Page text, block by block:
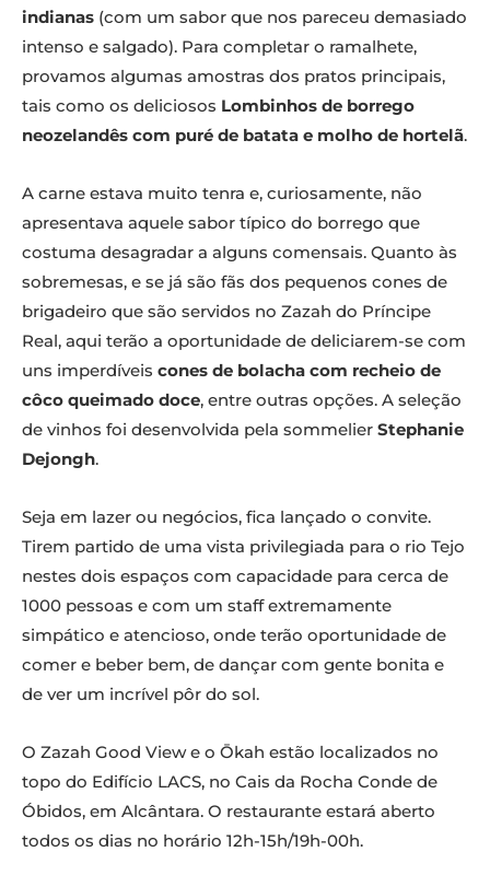
indianas (com um sabor que nos pareceu demasiado
intenso e salgado). Para completar o ramalhete,
provamos algumas amostras dos pratos principais,
tais como os deliciosos Lombinhos de borrego
neozelandês com puré de batata e molho de hortelã.
A carne estava muito tenra e, curiosamente, não
apresentava aquele sabor típico do borrego que
costuma desagradar a alguns comensais. Quanto às
sobremesas, e se já são fãs dos pequenos cones de
brigadeiro que são servidos no Zazah do Príncipe
Real, aqui terão a oportunidade de deliciarem-se com
uns imperdíveis cones de bolacha com recheio de
côco queimado doce, entre outras opções. A seleção
de vinhos foi desenvolvida pela sommelier Stephanie
Dejongh.
Seja em lazer ou negócios, fica lançado o convite.
Tirem partido de uma vista privilegiada para o rio Tejo
nestes dois espaços com capacidade para cerca de
1000 pessoas e com um staff extremamente
simpático e atencioso, onde terão oportunidade de
comer e beber bem, de dançar com gente bonita e
de ver um incrível pôr do sol.
O Zazah Good View e o Ōkah estão localizados no
topo do Edifício LACS, no Cais da Rocha Conde de
Óbidos, em Alcântara. O restaurante estará aberto
todos os dias no horário 12h-15h/19h-00h.